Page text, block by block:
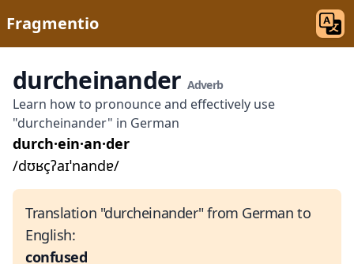
Fragmentio
durcheinander Adverb
Learn how to pronounce and effectively use
"durcheinander" in German
durch·ein·an·der
/dʊʁçʔaɪˈnandɐ/
Translation "durcheinander" from German to
English:
confused